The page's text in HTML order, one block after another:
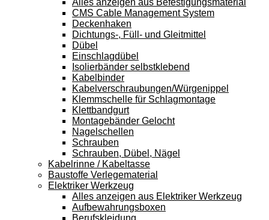
Alles anzeigen aus Befestigungsmaterial
CMS Cable Management System
Deckenhaken
Dichtungs-, Füll- und Gleitmittel
Dübel
Einschlagdübel
Isolierbänder selbstklebend
Kabelbinder
Kabelverschraubungen/Würgenippel
Klemmschelle für Schlagmontage
Klettbandgurt
Montagebänder Gelocht
Nagelschellen
Schrauben
Schrauben, Dübel, Nägel
Kabelrinne / Kabeltasse
Baustoffe Verlegematerial
Elektriker Werkzeug
Alles anzeigen aus Elektriker Werkzeug
Aufbewahrungsboxen
Berufskleidung